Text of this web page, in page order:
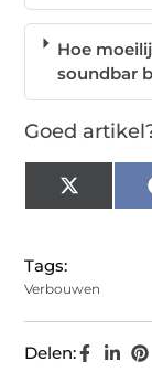
Hoe
soundbar
Goed
X
(Twitter)
Tags:
Verbouwen
Delen: